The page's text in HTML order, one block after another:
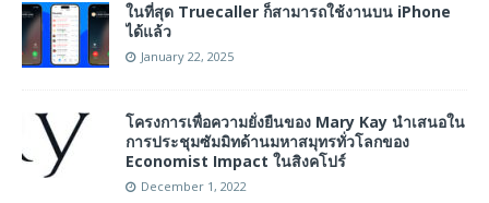
ในที่สุด Truecaller ก็สามารถใช้งานบน iPhone
ได้แล้ว
January 22, 2025
โครงการเพื่อความยั่งยืนของ Mary Kay นำเสนอใน
การประชุมซัมมิทด้านมหาสมุทรทั่วโลกของ
Economist Impact ในสิงคโปร์
December 1, 2022